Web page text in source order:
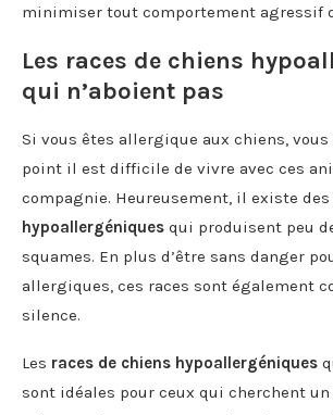
minimiser tout comportement agressif
Les races de chiens
qui n’aboient pas
Si vous êtes allergique aux chiens, vous
point il est difficile de vivre avec ces
compagnie. Heureusement, il existe des
hypoallergéniques qui produisent peu
squames. En plus d’être sans danger
allergiques, ces races sont également
silence.
Les races de chiens hypoallergéniques
sont idéales pour ceux qui cherchent